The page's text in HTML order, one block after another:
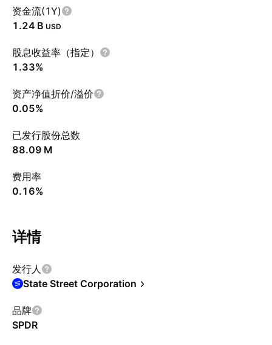
资金流(1Y)
‪1.24 B‬ USD
股息收益率（指定）
1.33%
资产净值折价/溢价
0.05%
已发行股份总数
‪88.09 M‬
费用率
0.16%
详情
发行人
State Street Corporation
品牌
SPDR